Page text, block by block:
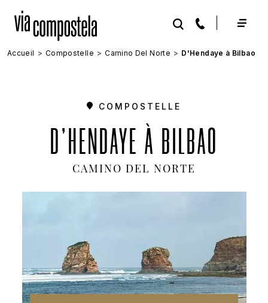
Accueil Compostelle Camino Del Norte D'Hendaye à Bilbao
COMPOSTELLE
D'HENDAYE À BILBAO
CAMINO DEL NORTE